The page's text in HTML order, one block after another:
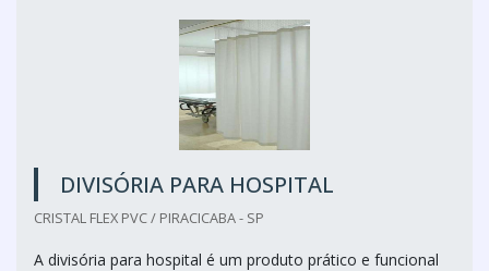
DIVISÓRIA PARA HOSPITAL
CRISTAL FLEX PVC / PIRACICABA - SP
A divisória para hospital é um produto prático e funcional